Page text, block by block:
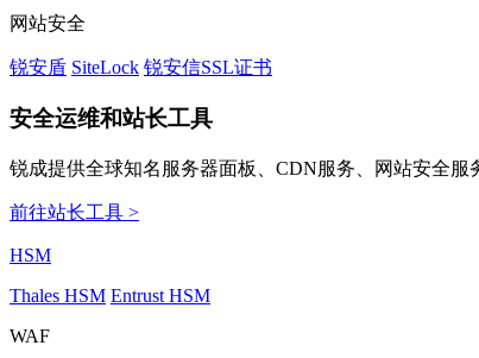
网站安全
锐安盾 SiteLock 锐安信SSL证书
安全运维和站长工具
锐成提供全球知名服务器面板、CDN服务、网站安全服
前往站长工具 >
HSM
Thales HSM Entrust HSM
WAF